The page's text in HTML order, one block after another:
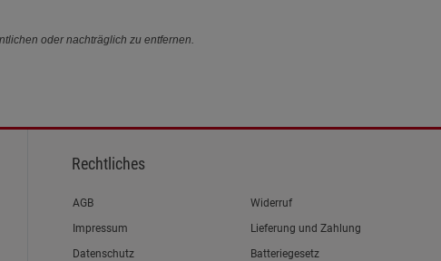
oder nachträglich zu entfernen.
Rechtliches
Link zum/zur
AGB
Link zum/zur
Impressum
Link zum/zur
Datenschutz
Widerruf
Lieferung und Zahlung
Batteriegesetz